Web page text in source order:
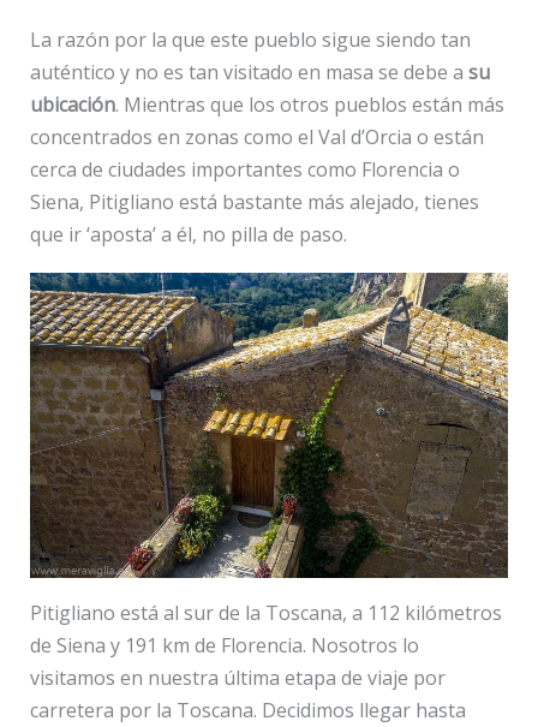
La razón por la que este pueblo sigue siendo tan
auténtico y no es tan visitado en masa se debe a su
ubicación. Mientras que los otros pueblos están más
concentrados en zonas como el Val d’Orcia o están
cerca de ciudades importantes como Florencia o
Siena, Pitigliano está bastante más alejado, tienes
que ir ‘aposta’ a él, no pilla de paso.
Pitigliano está al sur de la Toscana, a 112 kilómetros
de Siena y 191 km de Florencia. Nosotros lo
visitamos en nuestra última etapa de viaje por
carretera por la Toscana. Decidimos llegar hasta